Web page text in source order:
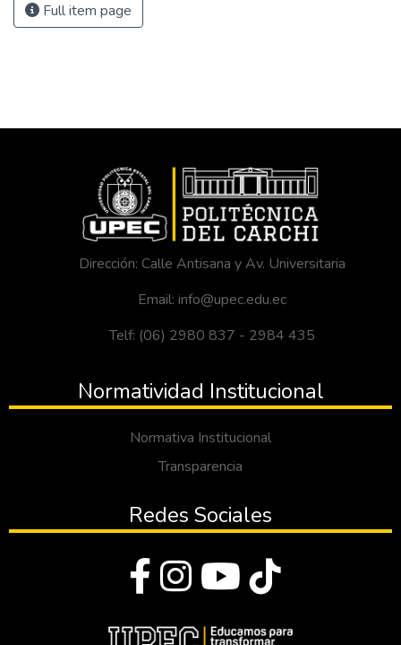
Full item page
Dirección: Calle Antisana y Av. Universitaria
Email: info@upec.edu.ec
Telf: (06) 2980 837 - 2984 435
Normatividad Institucional
Normativa Institucional
Transparencia
Redes Sociales